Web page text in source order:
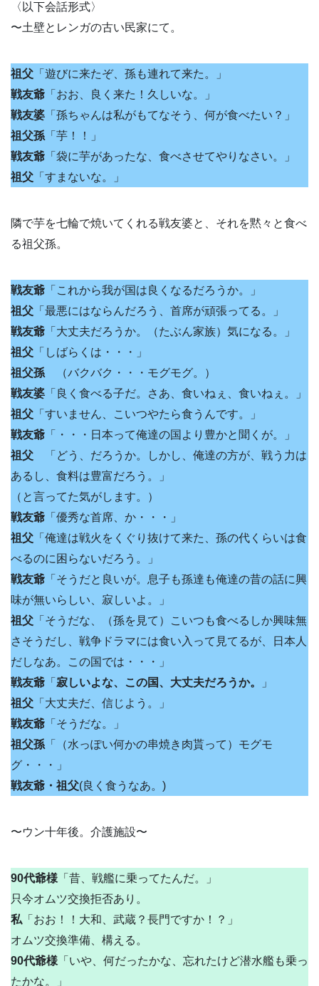
〈以下会話形式〉
〜土壁とレンガの古い民家にて。
祖父 「遊びに来たぞ、孫も連れて来た。」
戦友爺 「おお、良く来た！久しいな。」
戦友婆 「孫ちゃんは私がもてなそう、何が食べたい？」
祖父孫 「芋！！」
戦友爺 「袋に芋があったな、食べさせてやりなさい。」
祖父 「すまないな。」
隣で芋を七輪で焼いてくれる戦友婆と、それを黙々と食べ
る祖父孫。
戦友爺 「これから我が国は良くなるだろうか。」
祖父 「最悪にはならんだろう、首席が頑張ってる。」
戦友爺 「大丈夫だろうか。（たぶん家族）気になる。」
祖父 「しばらくは・・・」
祖父孫 （バクバク・・・モグモグ。）
戦友婆 「良く食べる子だ。さあ、食いねぇ、食いねぇ。」
祖父 「すいません、こいつやたら食うんです。」
戦友爺 「・・・日本って俺達の国より豊かと聞くが。」
祖父 「どう、だろうか。しかし、俺達の方が、戦う力は
あるし、食料は豊富だろう。」
（と言ってた気がします。）
戦友爺 「優秀な首席、か・・・」
祖父 「俺達は戦火をくぐり抜けて来た、孫の代くらいは食
べるのに困らないだろう。」
戦友爺 「そうだと良いが。息子も孫達も俺達の昔の話に興
味が無いらしい、寂しいよ。」
祖父 「そうだな、（孫を見て）こいつも食べるしか興味無
さそうだし、戦争ドラマには食い入って見てるが、日本人
だしなあ。この国では・・・」
戦友爺 「 寂しいよな、この国、大丈夫だろうか。
」
祖父 「大丈夫だ、信じよう。」
戦友爺 「そうだな。」
祖父孫 「（水っぽい何かの串焼き肉貰って）モグモ
グ・・・」
戦友爺・祖父(良く食うなあ。)
〜ウン十年後。介護施設〜
90代爺様 「昔、戦艦に乗ってたんだ。」
只今オムツ交換拒否あり。
私 「おお！！大和、武蔵？長門ですか！？」
オムツ交換準備、構える。
90代爺様 「いや、何だったかな、忘れたけど潜水艦も乗っ
たかな。」